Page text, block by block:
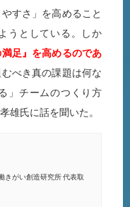
すさ」を高めること
うとしている。しか
足』を高めるのであ
べき真の課題は何な
」チームのつくり方
雄氏に話を聞いた。
きがい創造研究所 代表取